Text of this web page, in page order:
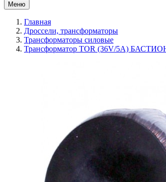
Меню
Главная
Дроссели, трансформаторы
Трансформаторы силовые
Трансформатор TOR (36V/5A)